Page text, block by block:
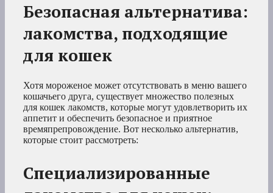
Безопасная альтернатива:
лакомства, подходящие
для кошек
Хотя мороженое может отсутствовать в меню вашего
кошачьего друга, существует множество полезных
для кошек лакомств, которые могут удовлетворить их
аппетит и обеспечить безопасное и приятное
времяпрепровождение. Вот несколько альтернатив,
которые стоит рассмотреть:
Специализированные